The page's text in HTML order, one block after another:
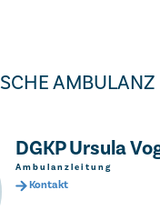
AMBULANZ
DGKP Ursula
Ambulanzleitung
Kontakt